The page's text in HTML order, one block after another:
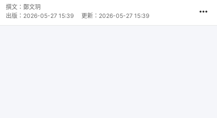
撰文： 鄭文玥
出版： 2026-05-27 15:39 更新： 2026-05-27 15:39